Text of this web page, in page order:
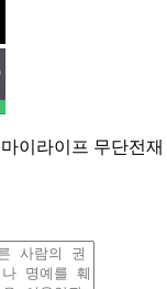
이라이프 무단전